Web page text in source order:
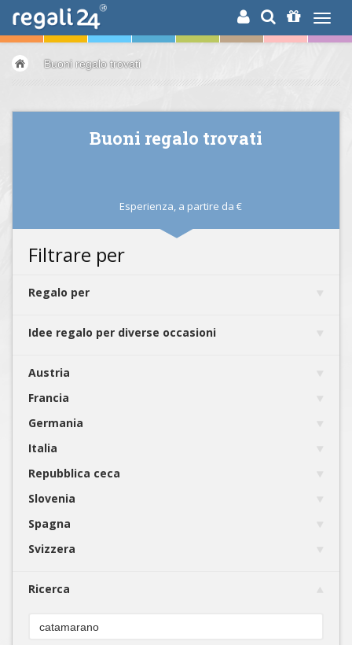
RICERCA
Buoni regalo trovati
Buoni regalo trovati
Esperienza, a partire da €
Filtrare per
Regalo per
Idee regalo per diverse occasioni
Austria
Francia
Germania
Italia
Repubblica ceca
Slovenia
Spagna
Svizzera
Ricerca